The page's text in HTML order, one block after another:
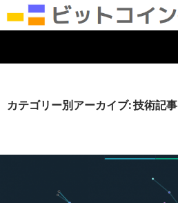
ン
カテゴリー別アーカイブ: 技術記事